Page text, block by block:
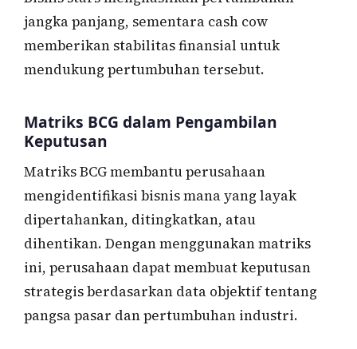
jangka panjang, sementara cash cow
memberikan stabilitas finansial untuk
mendukung pertumbuhan tersebut.
Matriks BCG dalam Pengambilan
Keputusan
Matriks BCG membantu perusahaan
mengidentifikasi bisnis mana yang layak
dipertahankan, ditingkatkan, atau
dihentikan. Dengan menggunakan matriks
ini, perusahaan dapat membuat keputusan
strategis berdasarkan data objektif tentang
pangsa pasar dan pertumbuhan industri.